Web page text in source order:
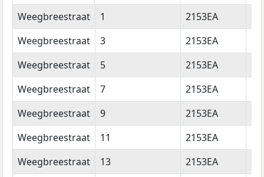
Straatnaam
Huisnummer Postcode
Weegbreestraat 1 2153EA
Weegbreestraat
3 2153EA
Weegbreestraat
5 2153EA
Weegbreestraat
7 2153EA
Weegbreestraat
9 2153EA
Weegbreestraat
11 2153EA
Weegbreestraat
13 2153EA